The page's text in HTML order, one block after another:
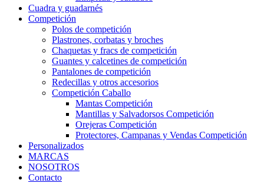
Cuadra y guadarnés
Competición
Polos de competición
Plastrones, corbatas y broches
Chaquetas y fracs de competición
Guantes y calcetines de competición
Pantalones de competición
Redecillas y otros accesorios
Competición Caballo
Mantas Competición
Mantillas y Salvadorsos Competición
Orejeras Competición
Protectores, Campanas y Vendas Competición
Personalizados
MARCAS
NOSOTROS
Contacto